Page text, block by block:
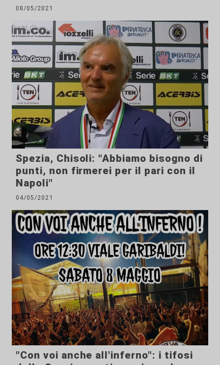
08/05/2021
Spezia, Chisoli: "Abbiamo bisogno di
punti, non firmerei per il pari con il
Napoli"
04/05/2021
"Con voi anche all'inferno": i tifosi